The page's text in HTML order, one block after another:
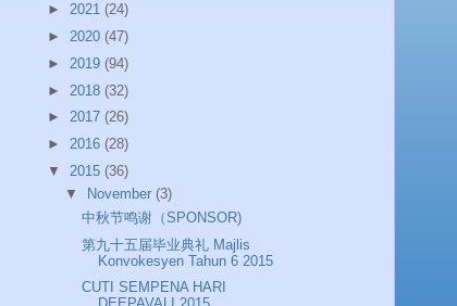
► 2021 (24)
► 2020 (47)
► 2019 (94)
► 2018 (32)
► 2017 (26)
► 2016 (28)
▼ 2015 (36)
▼
November (3)
中秋节鸣谢（SPONSOR)
第九十五届毕业典礼 Majlis
Konvokesyen Tahun 6 2015
CUTI SEMPENA HARI